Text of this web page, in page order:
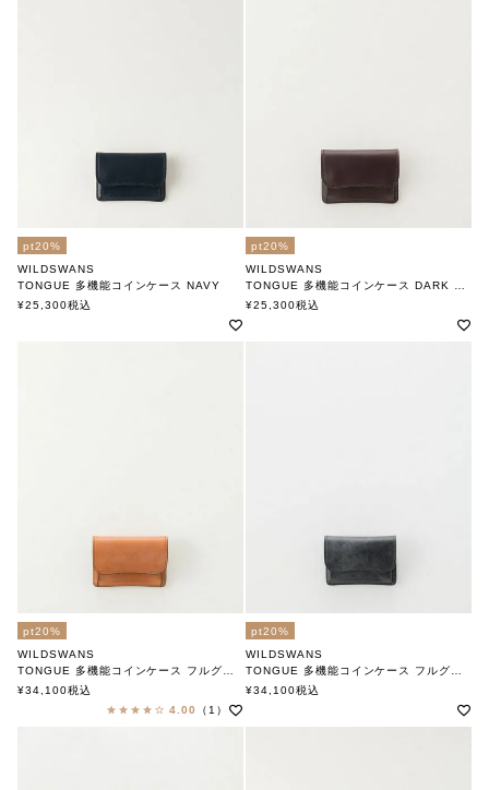
pt20%
WILDSWANS
TONGUE 多機能コインケース NAVY
ワイルドスワンズ
¥25,300税込
pt20%
WILDSWANS
TONGUE 多機能コインケース DARK BROWN
ワイルドスワンズ
¥25,300税込
pt20%
WILDSWANS
TONGUE 多機能コインケース フルグレイン LONDON
ワイルドスワンズ
¥34,100税込
4.00
（1）
pt20%
WILDSWANS
TONGUE 多機能コインケース フルグレイン BLACK
ワイルドスワンズ
¥34,100税込